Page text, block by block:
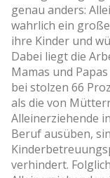
genau anders:
wahrlich ein
ihre Kinder und
Dabei liegt die
Mamas und
bei stolzen 66
als die von
Alleinerziehende
Beruf ausüben,
verhindert.